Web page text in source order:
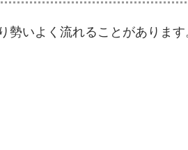
いよく流れることがあります